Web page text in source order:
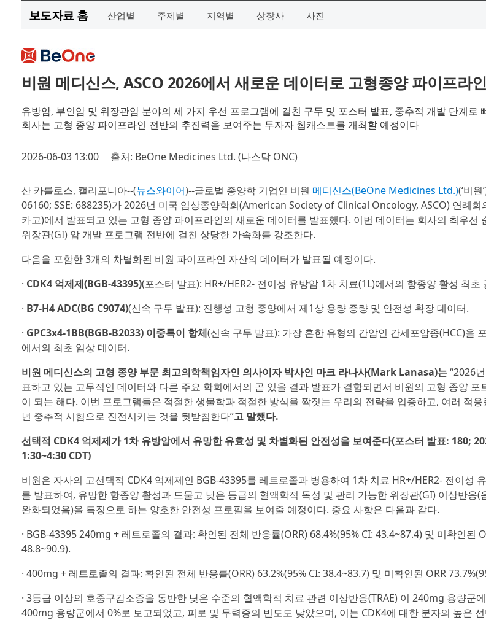
보도자료 홈 산업별 주제별 지역별 상장사 사진
비원 메디신스, ASCO 2026에서 새로운 데이터로 고형종양 파이프라
유방암, 부인암 및 위장관암 분야의 세 가지 우선 프로그램에 걸친 구두 및 포스터 발표, 중추적 개발 단계로
회사는 고형 종양 파이프라인 전반의 추진력을 보여주는 투자자 웹캐스트를 개최할 예정이다
2026-06-03 13:00 출처: BeOne Medicines Ltd. (나스닥 ONC)
산 카를로스, 캘리포니아--(뉴스와이어)--글로벌 종양학 기업인 비원 메디신스(BeOne Medicines Ltd.)(‘비
06160; SSE: 688235)가 2026년 미국 임상종양학회(American Society of Clinical Oncology, ASCO) 연례회
카고)에서 발표되고 있는 고형 종양 파이프라인의 새로운 데이터를 발표했다. 이번 데이터는 회사의 최우선
위장관(GI) 암 개발 프로그램 전반에 걸친 상당한 가속화를 강조한다.
다음을 포함한 3개의 차별화된 비원 파이프라인 자산의 데이터가 발표될 예정이다.
· CDK4 억제제(BGB-43395)(포스터 발표): HR+/HER2- 전이성 유방암 1차 치료(1L)에서의 항종양 활성 최초
· B7-H4 ADC(BG C9074)(신속 구두 발표): 진행성 고형 종양에서 제1상 용량 증량 및 안전성 확장 데이터.
· GPC3x4-1BB(BGB-B2033) 이중특이 항체(신속 구두 발표): 가장 흔한 유형의 간암인 간세포암종(HCC)을
에서의 최초 임상 데이터.
비원 메디신스의 고형 종양 부문 최고의학책임자인 의사이자 박사인 마크 라나사(Mark Lanasa)는“2026
표하고 있는 고무적인 데이터와 다른 주요 학회에서의 곧 있을 결과 발표가 결합되면서 비원의 고형 종양 포
이 되는 해다. 이번 프로그램들은 적절한 생물학과 적절한 방식을 짝짓는 우리의 전략을 입증하고, 여러 적
년 중추적 시험으로 진전시키는 것을 뒷받침한다”고 말했다.
선택적 CDK4 억제제가 1차 유방암에서 유망한 유효성 및 차별화된 안전성을 보여준다(포스터 발표: 180;
1:30~4:30 CDT)
비원은 자사의 고선택적 CDK4 억제제인 BGB-43395를 레트로졸과 병용하여 1차 치료 HR+/HER2- 전이성
를 발표하여, 유망한 항종양 활성과 드물고 낮은 등급의 혈액학적 독성 및 관리 가능한 위장관(GI) 이상반응(
완화되었음)을 특징으로 하는 양호한 안전성 프로필을 보여줄 예정이다. 중요 사항은 다음과 같다.
· BGB-43395 240mg + 레트로졸의 결과: 확인된 전체 반응률(ORR) 68.4%(95% CI: 43.4~87.4) 및 미확인된
48.8~90.9).
· 400mg + 레트로졸의 결과: 확인된 전체 반응률(ORR) 63.2%(95% CI: 38.4~83.7) 및 미확인된 ORR
· 3등급 이상의 호중구감소증을 동반한 낮은 수준의 혈액학적 치료 관련 이상반응(TRAE) 이 240mg 용량군
400mg 용량군에서 0%로 보고되었고, 피로 및 무력증의 빈도도 낮았으며, 이는 CDK4에 대한 분자의 높은